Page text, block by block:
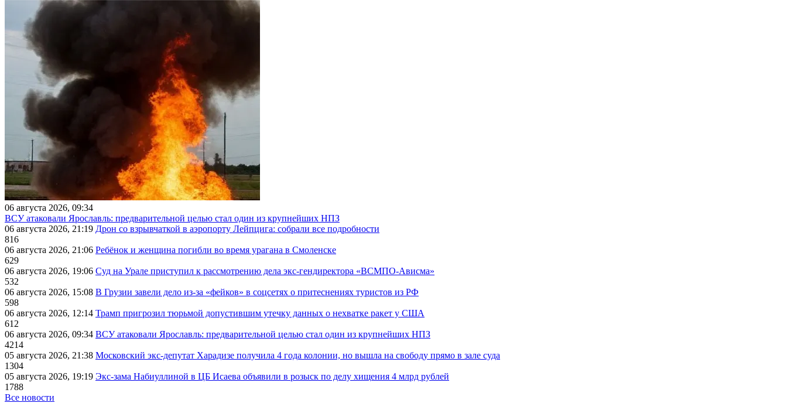
06 августа 2026, 09:34
ВСУ атаковали Ярославль: предварительной целью стал один из крупнейших НПЗ
06 августа 2026, 21:19 Дрон со взрывчаткой в аэропорту Лейпцига: собрали все подробности
816
06 августа 2026, 21:06 Ребёнок и женщина погибли во время урагана в Смоленске
629
06 августа 2026, 19:06 Суд на Урале приступил к рассмотрению дела экс-гендиректора «ВСМПО-Ависма»
532
06 августа 2026, 15:08 В Грузии завели дело из-за «фейков» в соцсетях о притеснениях туристов из РФ
598
06 августа 2026, 12:14 Трамп пригрозил тюрьмой допустившим утечку данных о нехватке ракет у США
612
06 августа 2026, 09:34 ВСУ атаковали Ярославль: предварительной целью стал один из крупнейших НПЗ
4214
05 августа 2026, 21:38 Московский экс-депутат Харадизе получила 4 года колонии, но вышла на свободу прямо в зале суда
1304
05 августа 2026, 19:19 Экс-зама Набиуллиной в ЦБ Исаева объявили в розыск по делу хищения 4 млрд рублей
1788
Все новости